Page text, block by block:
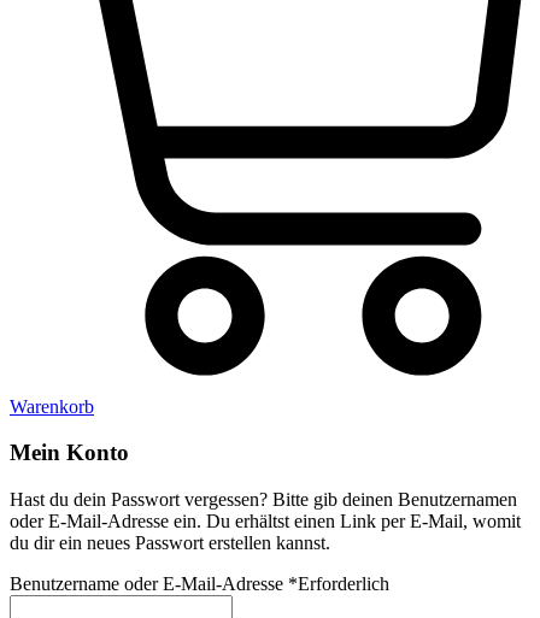
Warenkorb
Mein Konto
Hast du dein Passwort vergessen? Bitte gib deinen Benutzernamen
oder E-Mail-Adresse ein. Du erhältst einen Link per E-Mail, womit
du dir ein neues Passwort erstellen kannst.
Benutzername oder E-Mail-Adresse *Erforderlich